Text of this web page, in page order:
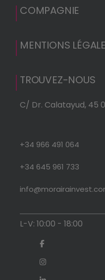
COMPAGNIE
MENTIONS
TROUVEZ-NOUS
C/ Dr. Calatayud, 45
+34 966 491 064
+34 645 961 733
L-V: 10:00 - 18:00